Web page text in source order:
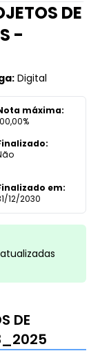
DE
-
Digital
máxima:
em:
12/2030
DE